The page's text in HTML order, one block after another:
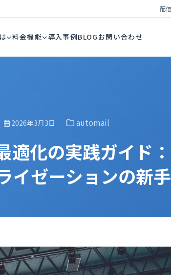
配
料金機能 導入事例BLOG お問い合わせ
2026年3月3日 automail
適化の実践ガイド
イゼーションの新